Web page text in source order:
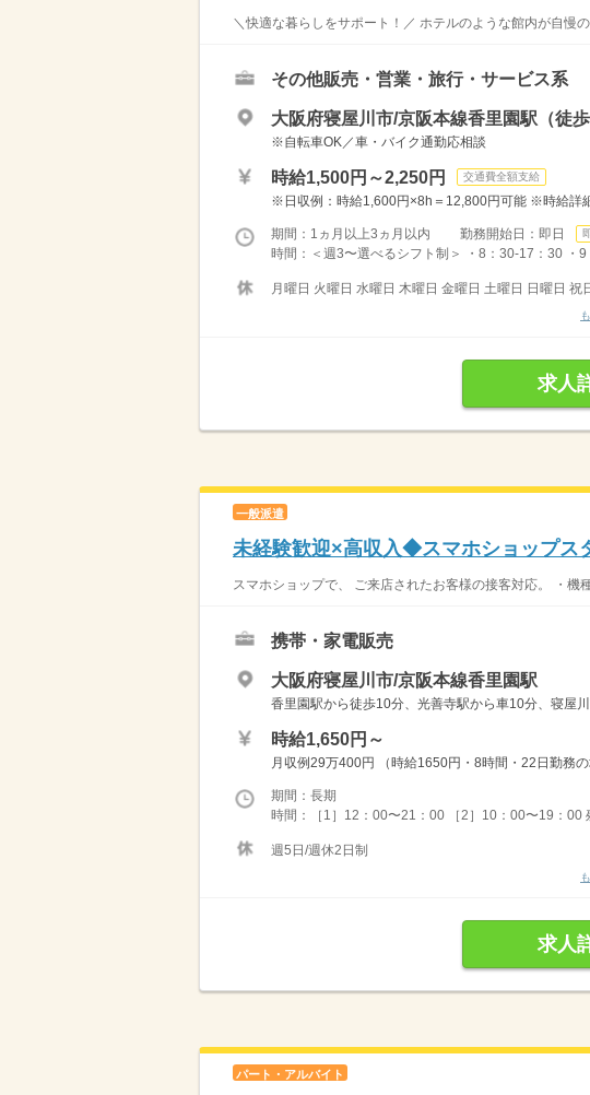
＼快適な暮らしをサポート！／ ホテルのような館内が自慢
その他販売・営業・旅行・サービス系
大阪府寝屋川市/京阪本線香里園駅（徒歩
※自転車OK／車・バイク通勤応相談
時給1,500円～2,250円 交通費全額支給
※日収例：時給1,600円×8h＝12,800円可能 ※時給詳
期間：1ヵ月以上3ヵ月以内 勤務開始日：即日
時間：＜週3〜選べるシフト制＞ ・8：30-17：30 ・
月曜日 火曜日 水曜日 木曜日 金曜日 土曜日 日曜日 祝
求人
一般派遣
未経験歓迎×高収入◆スマホショップス
スマホショップで、 ご来店されたお客様の接客対応。 ・機
携帯・家電販売
大阪府寝屋川市/京阪本線香里園駅
香里園駅から徒歩10分、光善寺駅から車10分、寝屋
時給1,650円～
月収例29万400円 （時給1650円・8時間・22日勤務
期間：長期
時間：［1］12：00〜21：00 ［2］10：00〜19：00
週5日/週休2日制
求人
パート・アルバイト